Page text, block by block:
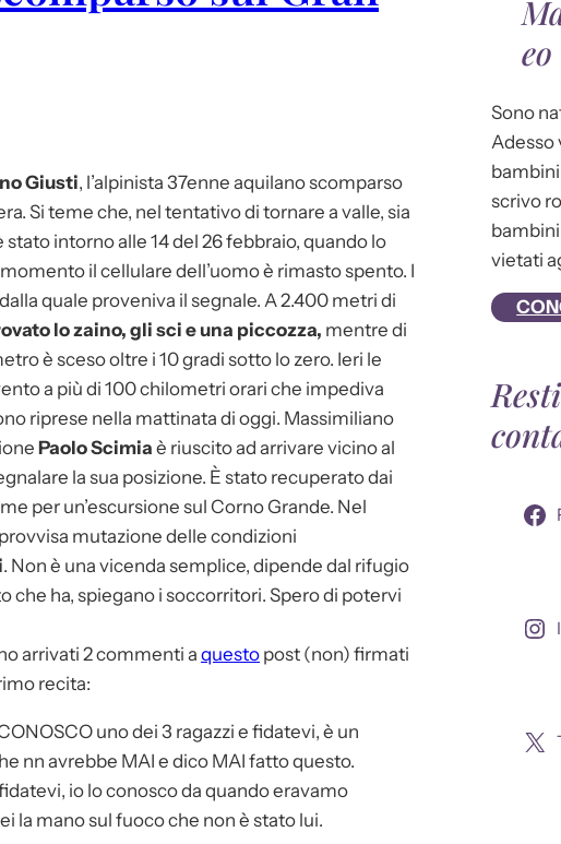
Giusti, l’alpinista 37enne aquilano scomparso
Si teme che, nel tentativo di tornare a valle, sia
intorno alle 14 del 26 febbraio, quando lo
il cellulare dell’uomo è rimasto spento. I
quale proveniva il segnale. A 2.400 metri di
lo zaino, gli sci e una piccozza, mentre di
è sceso oltre i 10 gradi sotto lo zero. Ieri le
a più di 100 chilometri orari che impediva
riprese nella mattinata di oggi. Massimiliano
Paolo Scimia è riuscito ad arrivare vicino al
la sua posizione. È stato recuperato dai
per un’escursione sul Corno Grande. Nel
mutazione delle condizioni
. Non è una vicenda semplice, dipende dal rifugio
che ha, spiegano i soccorritori. Spero di potervi
arrivati 2 commenti a questo post (non) firmati
recita:
uno dei 3 ragazzi e fidatevi, è un
nn avrebbe MAI e dico MAI fatto questo.
io lo conosco da quando eravamo
la mano sul fuoco che non è stato lui.
eo
Sono
Adesso
scrivo
bambini
vietati